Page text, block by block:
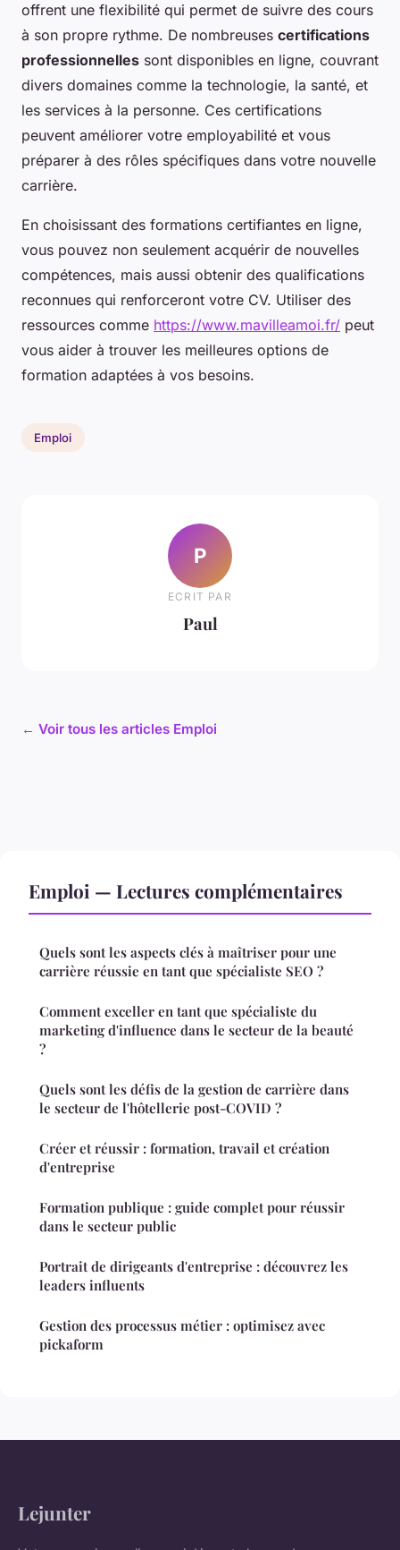
offrent une flexibilité qui permet de suivre des cours
à son propre rythme. De nombreuses certifications
professionnelles sont disponibles en ligne, couvrant
divers domaines comme la technologie, la santé, et
les services à la personne. Ces certifications
peuvent améliorer votre employabilité et vous
préparer à des rôles spécifiques dans votre nouvelle
carrière.
En choisissant des formations certifiantes en ligne,
vous pouvez non seulement acquérir de nouvelles
compétences, mais aussi obtenir des qualifications
reconnues qui renforceront votre CV. Utiliser des
ressources comme https://www.mavilleamoi.fr/ peut
vous aider à trouver les meilleures options de
formation adaptées à vos besoins.
Emploi
P
ECRIT PAR
Paul
← Voir tous les articles Emploi
Emploi — Lectures complémentaires
Quels sont les aspects clés à maîtriser pour une
carrière réussie en tant que spécialiste SEO ?
Comment exceller en tant que spécialiste du
marketing d'influence dans le secteur de la beauté
?
Quels sont les défis de la gestion de carrière dans
le secteur de l'hôtellerie post-COVID ?
Créer et réussir : formation, travail et création
d'entreprise
Formation publique : guide complet pour réussir
dans le secteur public
Portrait de dirigeants d'entreprise : découvrez les
leaders influents
Gestion des processus métier : optimisez avec
pickaform
Lejunter